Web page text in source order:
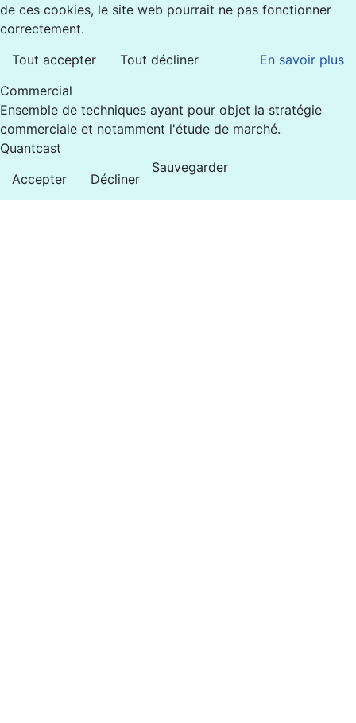
de ces cookies, le site web pourrait ne pas fonctionner
correctement.
Tout accepter
Tout décliner
En savoir plus
Commercial
Ensemble de techniques ayant pour objet la stratégie
commerciale et notamment l'étude de marché.
Quantcast
Accepter
Décliner
Sauvegarder